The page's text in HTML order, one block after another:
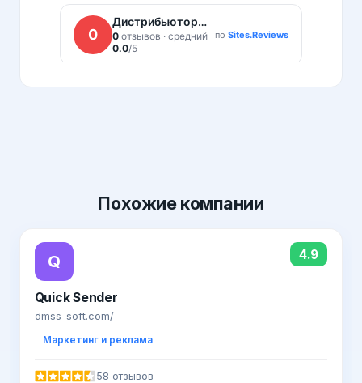
Похожиекомпании
Q 4.9
Quick Sender
dmss-soft.com/
Маркетинг и реклама
58 отзывов